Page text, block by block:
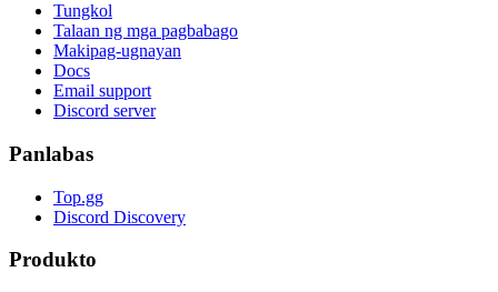
Tungkol
Talaan ng mga pagbabago
Makipag-ugnayan
Docs
Email support
Discord server
Panlabas
Top.gg
Discord Discovery
Produkto